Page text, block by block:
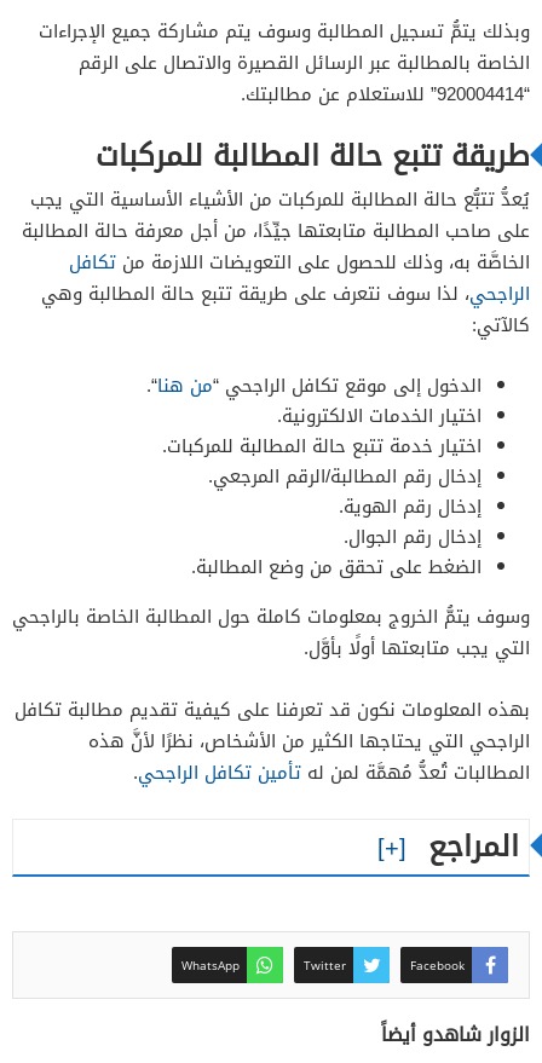
وبذلك يتمُّ تسجيل المطالبة وسوف يتم مشاركة جميع الإجراءات
الخاصة بالمطالبة عبر الرسائل القصيرة والاتصال على الرقم
“920004414” للاستعلام عن مطالبتك.
طريقة تتبع حالة المطالبة للمركبات
يُعدُّ تتبُّع حالة المطالبة للمركبات من الأشياء الأساسية التي يجب
على صاحب المطالبة متابعتها جيِّدًا، من أجل معرفة حالة المطالبة
الخاصَّة به، وذلك للحصول على التعويضات اللازمة من تكافل
الراجحي، لذا سوف نتعرف على طريقة تتبع حالة المطالبة وهي
كالآتي:
الدخول إلى موقع تكافل الراجحي “من هنا“.
اختيار الخدمات الالكترونية.
اختيار خدمة تتبع حالة المطالبة للمركبات.
إدخال رقم المطالبة/الرقم المرجعي.
إدخال رقم الهوية.
إدخال رقم الجوال.
الضغط على تحقق من وضع المطالبة.
وسوف يتمُّ الخروج بمعلومات كاملة حول المطالبة الخاصة بالراجحي
التي يجب متابعتها أولًا بأوَّل.
بهذه المعلومات نكون قد تعرفنا على كيفية تقديم مطالبة تكافل
الراجحي التي يحتاجها الكثير من الأشخاص، نظرًا لأنَّ هذه
المطالبات تُعدُّ مُهمَّة لمن له تأمين تكافل الراجحي.
المراجع
Facebook
Twitter
WhatsApp
الزوار شاهدو أيضاً